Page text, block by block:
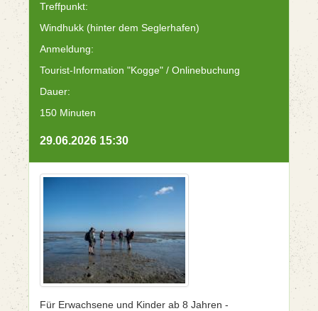
Treffpunkt:
Windhukk (hinter dem Seglerhafen)
Anmeldung:
Tourist-Information "Kogge" / Onlinebuchung
Dauer:
150 Minuten
29.06.2026 15:30
Für Erwachsene und Kinder ab 8 Jahren -